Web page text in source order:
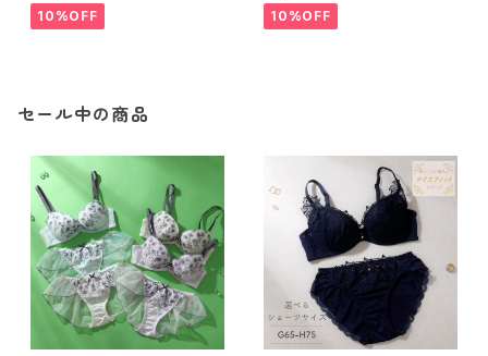
10%OFF 10%OFF
セール中の商品